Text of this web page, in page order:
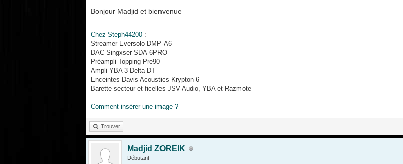
Bonjour Madjid et bienvenue
Chez Steph44200:
Streamer Eversolo DMP-A6
DAC Singxser SDA-6PRO
Préampli Topping Pre90
Ampli YBA 3 Delta DT
Enceintes Davis Acoustics Krypton 6
Barette secteur et ficelles JSV-Audio, YBA et Razmote
Comment insérer une image ?
Trouver
Madjid ZOREIK
Débutant